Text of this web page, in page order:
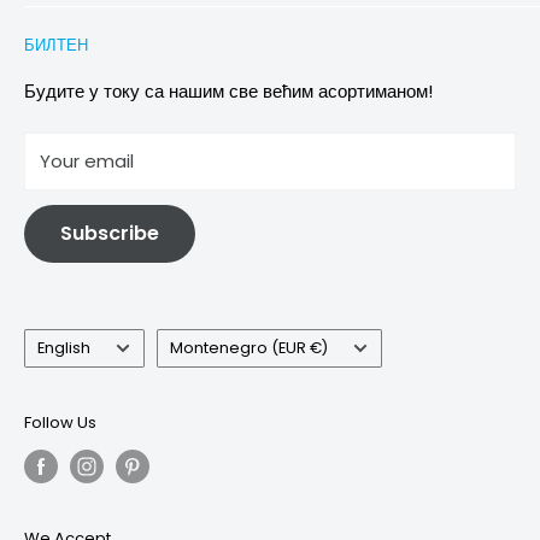
Images & references
Политика отказивања
Услови
Информације о електричној и електронској опреми
БИЛТЕН
Будите у току са нашим све већим асортиманом!
Your email
Subscribe
Language
English Country/region
Montenegro (EUR €)
Follow Us